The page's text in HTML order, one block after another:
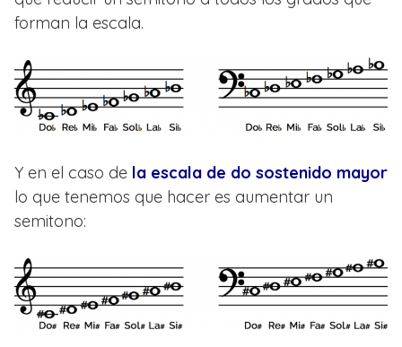
forman la escala.
Y en el caso de la escala de do sostenido mayor
lo que tenemos que hacer es aumentar un
semitono: